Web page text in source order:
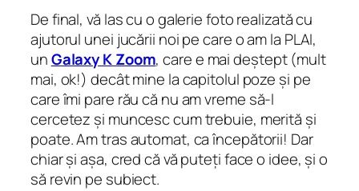
De final, vă las cu o galerie foto realizată cu
ajutorul unei jucării noi pe care o am la PLAI,
unGalaxy K Zoom, care e mai deștept (mult
mai, ok!) decât mine la capitolul poze și pe
care îmi pare rău că nu am vreme să-l
cercetez și muncesc cum trebuie, merită și
poate. Am tras automat, ca începătorii! Dar
chiar și așa, cred că vă puteți face o idee, și o
să revin pe subiect.